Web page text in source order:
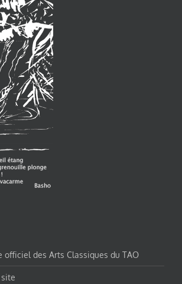
officiel des Arts Classiques du TAO